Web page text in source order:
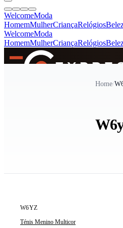
WelcomeModa
HomemMulherCriançaRelógios
WelcomeModa
HomemMulherCriançaRelógios
Home/
W6YZ
Ténis Menino Multicor